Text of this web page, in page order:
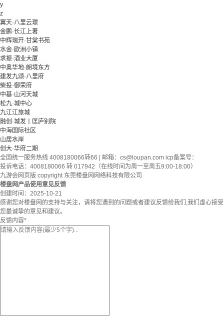
y
z
翼天·八里云璟
金鹏·长江上著
中辉瑞开·甘棠书苑
水金·欧洲小镇
求振·酒业大厦
中奥华地·朗境东方
建发九颂·八里府
柴投·御荣府
中基·山河天城
松九·城中心
九江江旅城
融创·城发丨匡庐别院
中海国际社区
山居水岸
创大·华府二期
全国统一服务热线 4008180066转66 | 邮箱： cs@loupan.com icp备案号：
投诉电话：4008180066 转 017942（在线时间为周一至周五9:00-18:00）
九游会网页版 copyright 东莞楼盘网网络科技有限公司
楼盘网产品使用意见反馈
创建时间： 2025-10-21
感谢您对楼盘网的支持与关注，请将您遇到的问题或者建议反馈给我们,我们虚心接受
您最诚挚的意见和建议。
反馈内容*